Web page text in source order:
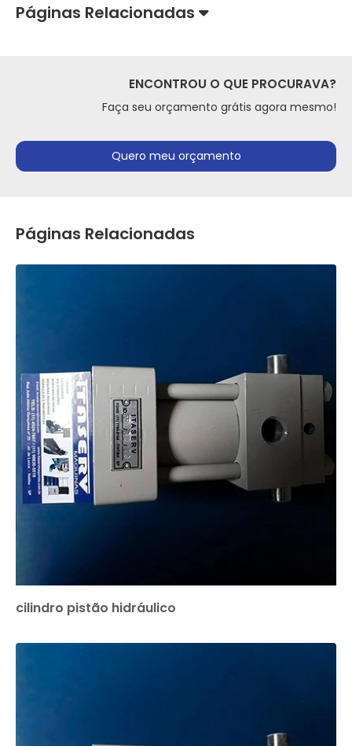
Páginas Relacionadas
ENCONTROU O QUE PROCURAVA?
Faça seu orçamento grátis agora mesmo!
Quero meu orçamento
Páginas Relacionadas
cilindro pistão hidráulico